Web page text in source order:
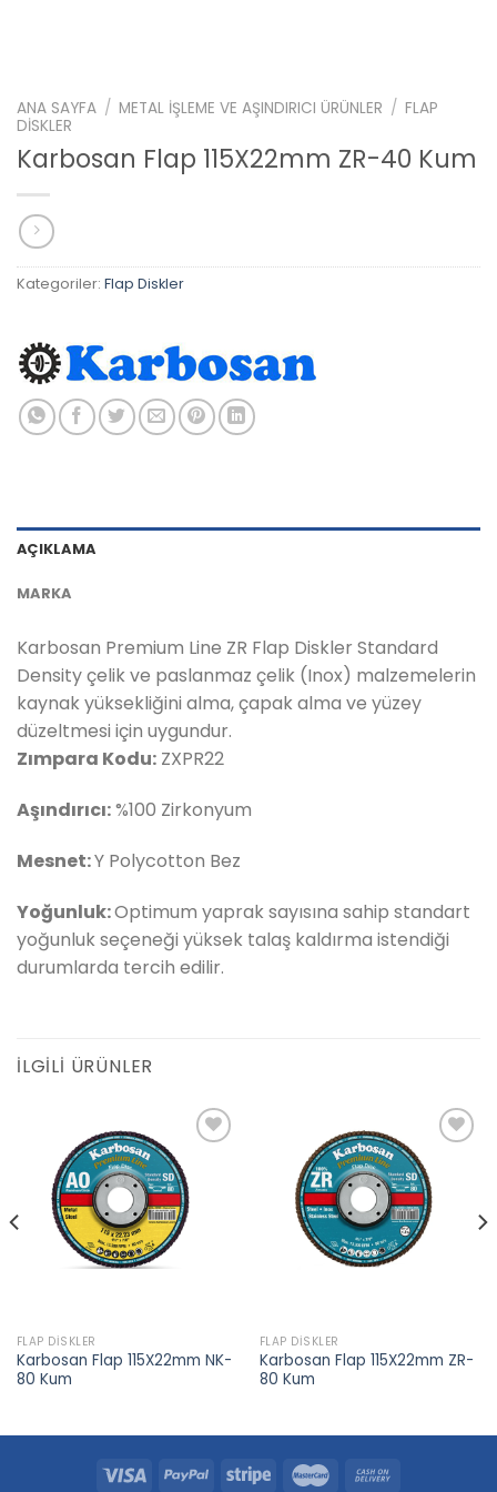
ANA SAYFA / METAL İŞLEME VE AŞINDIRICI ÜRÜNLER / FLAP
DISKLER
Karbosan Flap 115X22mm ZR-40 Kum
Kategoriler: Flap Diskler
AÇIKLAMA
MARKA
Karbosan Premium Line ZR Flap Diskler Standard
Density çelik ve paslanmaz çelik (Inox) malzemelerin
kaynak yüksekliğini alma, çapak alma ve yüzey
düzeltmesi için uygundur.
Zımpara Kodu: ZXPR22
Aşındırıcı:%100 Zirkonyum
Mesnet:Y Polycotton Bez
Yoğunluk:Optimum yaprak sayısına sahip standart
yoğunluk seçeneği yüksek talaş kaldırma istendiği
durumlarda tercih edilir.
İLGILI ÜRÜNLER
Add to
wishlist
FLAP DISKLER
Karbosan Flap 115X22mm NK-
80 Kum
Add to
wishlist
FLAP DISKLER
Karbosan Flap 115X22mm ZR-
80 Kum